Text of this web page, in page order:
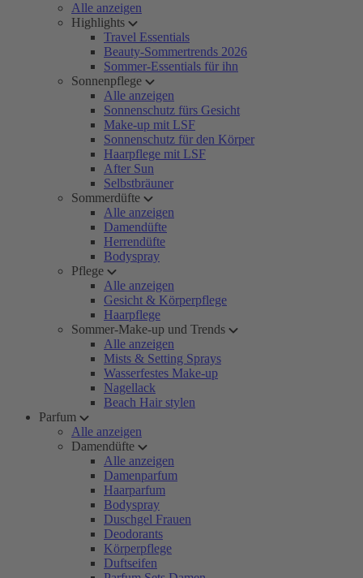
Alle anzeigen
Highlights
Travel Essentials
Beauty-Sommertrends 2026
Sommer-Essentials für ihn
Sonnenpflege
Alle anzeigen
Sonnenschutz fürs Gesicht
Make-up mit LSF
Sonnenschutz für den Körper
Haarpflege mit LSF
After Sun
Selbstbräuner
Sommerdüfte
Alle anzeigen
Damendüfte
Herrendüfte
Bodyspray
Pflege
Alle anzeigen
Gesicht & Körperpflege
Haarpflege
Sommer-Make-up und Trends
Alle anzeigen
Mists & Setting Sprays
Wasserfestes Make-up
Nagellack
Beach Hair stylen
Parfum
Alle anzeigen
Damendüfte
Alle anzeigen
Damenparfum
Haarparfum
Bodyspray
Duschgel Frauen
Deodorants
Körperpflege
Duftseifen